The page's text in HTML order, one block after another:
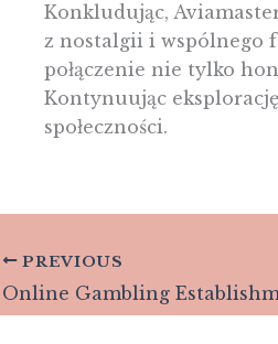
Konkludując,
z nostalgii i wspólnego
połączenie nie tylko
Kontynuując
społeczności.
PREVIOUS